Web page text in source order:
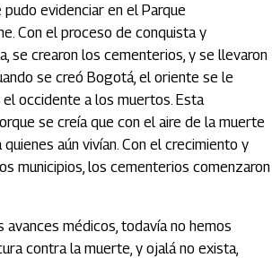
evidenciar en el Parque
Con el proceso de conquista y
se crearon los cementerios, y se llevaron
se creó Bogotá, el oriente se le
occidente a los muertos. Esta
se creía que con el aire de la muerte
aún vivían. Con el crecimiento y
municipios, los cementerios comenzaron
avances médicos, todavía no hemos
contra la muerte, y ojalá no exista,